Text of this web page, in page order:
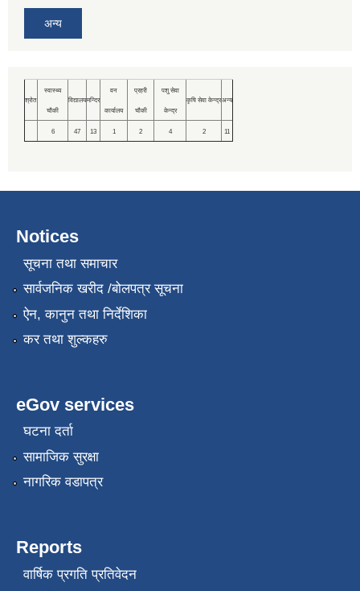
अन्य
श्रोत
स्वास्थ्य
चौकी
विद्यालयमन्दिर
वन
कार्यालय
प्रहरी
चौकी
पशु सेवा
केन्द्र
कृषि सेवा केन्द्रअन्य
6 47 13 1 2 4 2 11
Notices
सूचना तथा समाचार
सार्वजनिक खरीद /बोलपत्र सूचना
ऐन, कानुन तथा निर्देशिका
कर तथा शुल्कहरु
eGov services
घटना दर्ता
सामाजिक सुरक्षा
नागरिक वडापत्र
Reports
वार्षिक प्रगति प्रतिवेदन